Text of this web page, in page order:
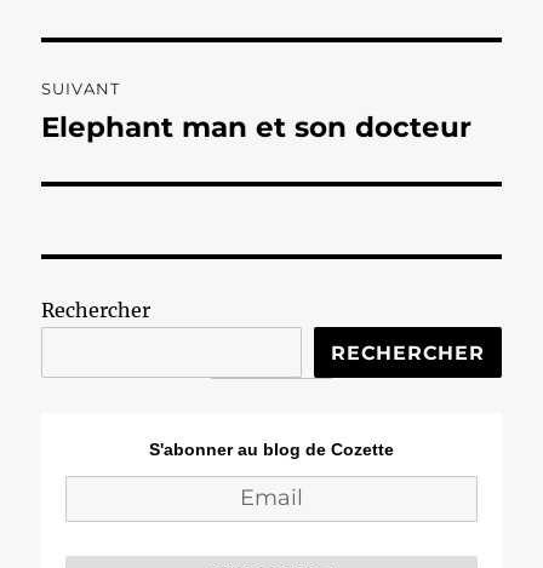
SUIVANT
Publication
Elephant man et son docteur
Rechercher
RECHERCHER
S'abonner au blog de Cozette